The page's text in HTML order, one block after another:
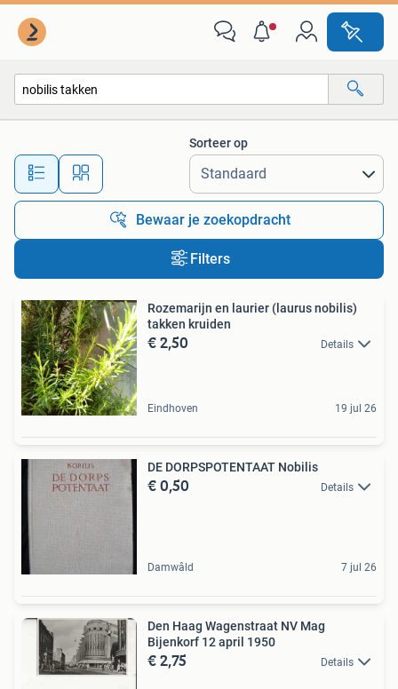
Alle afstanden…
Sorteer op
Bewaar je zoekopdracht
Filters
Rozemarijn en laurier (laurus nobilis)
takken kruiden
€ 2,50 Details
Eindhoven 19 jul 26
DE DORPSPOTENTAAT Nobilis
€ 0,50 Details
Damwâld 7 jul 26
Den Haag Wagenstraat NV Mag
Bijenkorf 12 april 1950
€ 2,75 Details